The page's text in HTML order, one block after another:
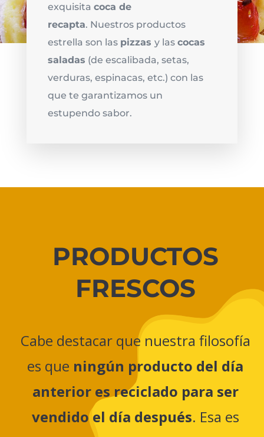
exquisita coca de
recapta. Nuestros productos
estrella son las pizzas y las cocas
saladas (de escalibada, setas,
verduras, espinacas, etc.) con las
que te garantizamos un
estupendo sabor.
PRODUCTOS
FRESCOS
Cabe destacar que nuestra filosofía
es que ningún producto del día
anterior es reciclado para ser
vendido el día después. Esa es